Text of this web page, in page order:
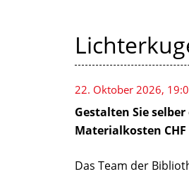
22. Oktober 2026,
Gestalten Sie
Materialkosten CHF
Das Team der